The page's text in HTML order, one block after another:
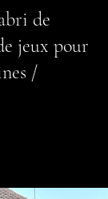
de
jeux pour
/